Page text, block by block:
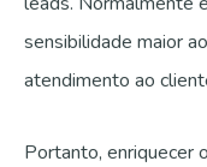
sensibilidade maior
atendimento ao
Portanto, enriquecer